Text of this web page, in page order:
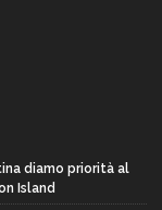
diamo priorità al
Island